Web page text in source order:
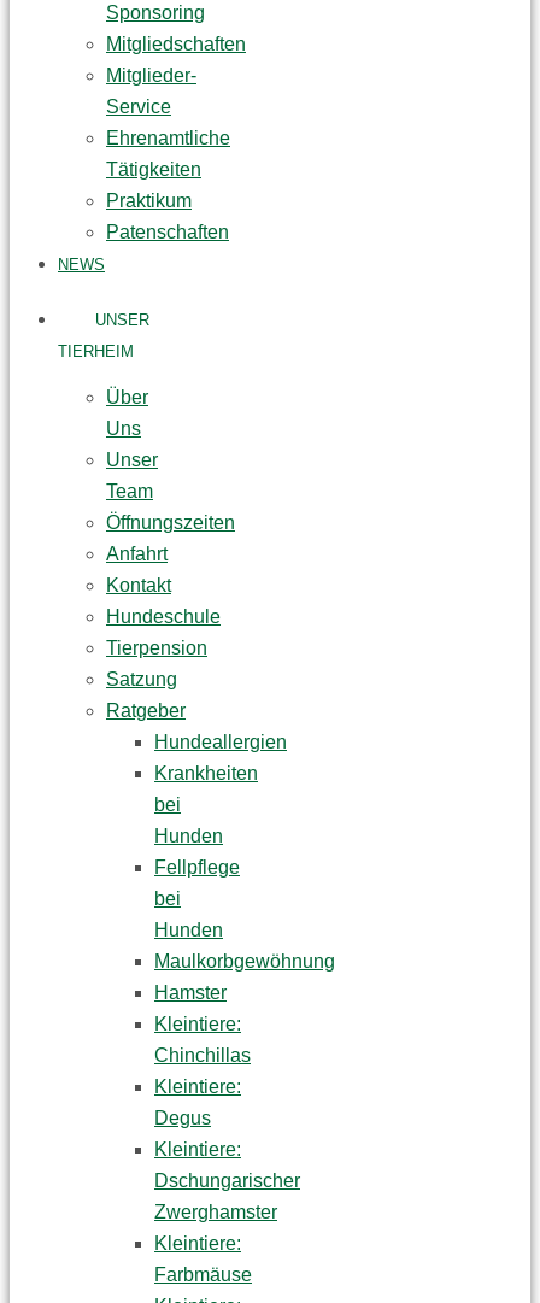
Sponsoring
Mitgliedschaften
Mitglieder-
Service
Ehrenamtliche
Tätigkeiten
Praktikum
Patenschaften
NEWS
UNSER
TIERHEIM
Über
Uns
Unser
Team
Öffnungszeiten
Anfahrt
Kontakt
Hundeschule
Tierpension
Satzung
Ratgeber
Hundeallergien
Krankheiten
bei
Hunden
Fellpflege
bei
Hunden
Maulkorbgewöhnung
Hamster
Kleintiere:
Chinchillas
Kleintiere:
Degus
Kleintiere:
Dschungarischer
Zwerghamster
Kleintiere:
Farbmäuse